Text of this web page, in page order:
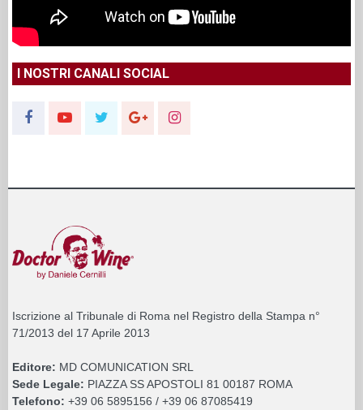
I NOSTRI CANALI SOCIAL
Iscrizione al Tribunale di Roma nel Registro della Stampa n°
71/2013 del 17 Aprile 2013
Editore: MD COMUNICATION SRL
Sede Legale: PIAZZA SS APOSTOLI 81 00187 ROMA
Telefono: +39 06 5895156 / +39 06 87085419